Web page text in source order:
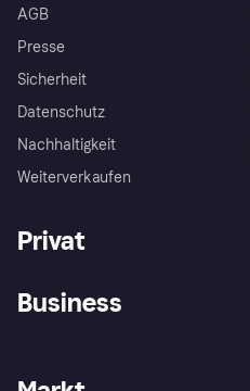
AGB
Presse
Sicherheit
Datenschutz
Nachhaltigkeit
Weiterverkaufen
Privat
Klarna App
Business
Händlerportal